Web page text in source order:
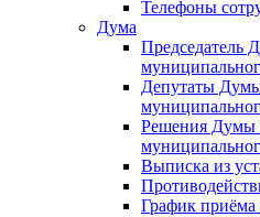
Телефоны
Дума
Председатель
Депутаты
Решения Думы
Выписка из
График